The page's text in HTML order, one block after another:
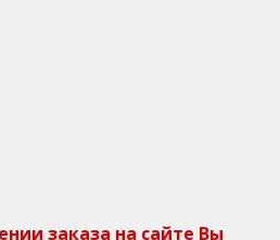
заказа на сайте Вы